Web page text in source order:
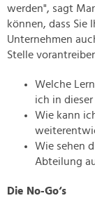
werden", sagt
können, dass Sie
Unternehmen
Stelle
Welche
ich in
Wie kann
Wie sehen
Abteilung
Die No-Go‘s